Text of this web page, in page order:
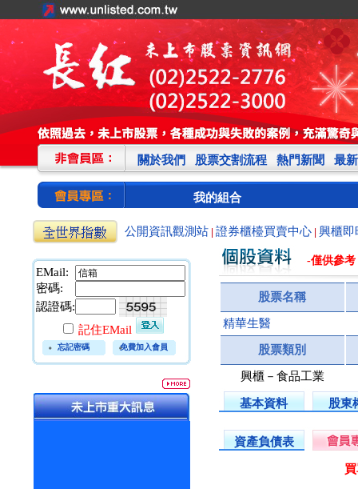
關於我們 股票交割流程 熱門新聞 最
我的組合
公開資訊觀測站 證券櫃檯買賣中心 興櫃即
EMail:
密碼:
認證碼:
記住EMail
忘記密碼 免費加入會員
-僅供參考
股票名稱
精華生醫
股票類別
興櫃－食品工業
基本資料 股東
資產負債表